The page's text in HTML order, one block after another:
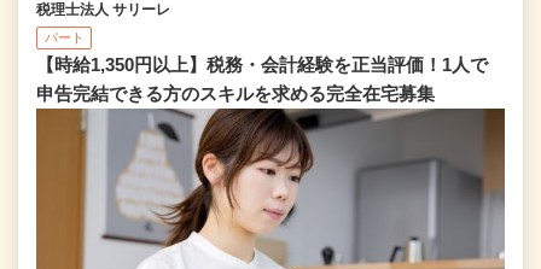
税理士法人 サリーレ
パート
【時給1,350円以上】税務・会計経験を正当評価！1⼈で
申告完結できる⽅のスキルを求める完全在宅募集